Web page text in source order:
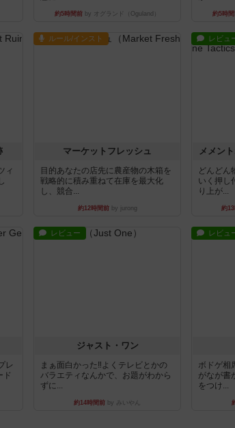
約5時間前 by オグランド（Oguland） 約5時
ィ
ルール/インスト
マーケットフレッシュ
目的あなたの店先に農産物の木箱を
戦略的に積み重ねて在庫を最大化
し、競合...
約12時間前by jurong
レビュ
メメン
どんどん
いく押し
り上が...
約
レ
ド
レビュー
ジャスト・ワン
まぁ面白かった‼️よくテレビとかの
バラエティなんかで、お題がわから
ずに...
約14時間前 by みいやん
レビュ
ボドゲ相
がなが書
をつけ...